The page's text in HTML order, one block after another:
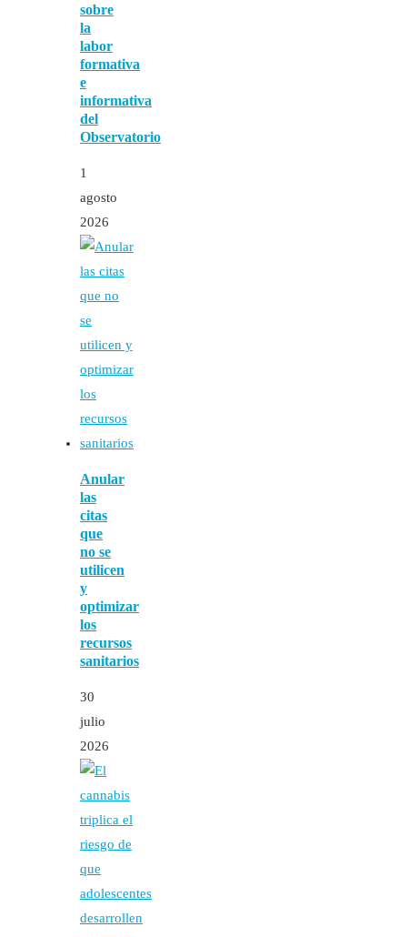
sobre
la
labor
formativa
e
informativa
del
Observatorio
1
agosto
2026
Anular
las
citas
que
no se
utilicen
y
optimizar
los
recursos
sanitarios
30
julio
2026